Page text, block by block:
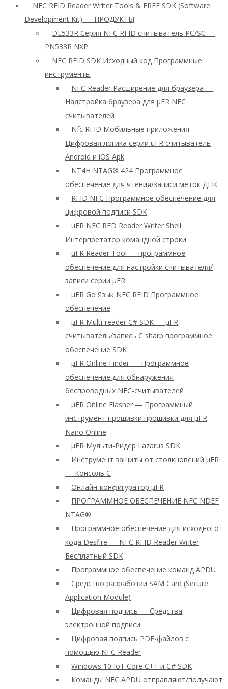
NFC RFID Reader Writer Tools & FREE SDK (Software
Development Kit) — ПРОДУКТЫ
DL533R Серия NFC RFID считыватель PC/SC —
PN533R NXP
NFC RFID SDK Исходный код Программные
инструменты
NFC Reader Расширение для браузера —
Надстройка браузера для μFR NFC
считывателей
Nfc RFID Мобильные приложения —
Цифровая логика серии uFR считыватель
Android и iOS Apk
NT4H NTAG® 424 Программное
обеспечение для чтения/записи меток ДНК
RFID NFC Программное обеспечение для
цифровой подписи SDK
uFR NFC RFD Reader Writer Shell
Интерпретатор командной строки
uFR Reader Tool — программное
обеспечение для настройки считывателя/
записи серии μFR
μFR Go Язык NFC RFID Программное
обеспечение
μFR Multi-reader C# SDK — μFR
считыватель/запись C sharp программное
обеспечение SDK
μFR Online Finder — Программное
обеспечение для обнаружения
беспроводных NFC-считывателей
μFR Online Flasher — Программный
инструмент прошивки прошивки для μFR
Nano Online
μFR Мульти-Ридер Lazarus SDK
Инструмент защиты от столкновений μFR
— Консоль C
Онлайн-конфигуратор μFR
ПРОГРАММНОЕ ОБЕСПЕЧЕНИЕ NFC NDEF
NTAG®
Программное обеспечение для исходного
кода Desfire — NFC RFID Reader Writer
Бесплатный SDK
Программное обеспечение команд APDU
Средство разработки SAM Card (Secure
Application Module)
Цифровая подпись — Средства
электронной подписи
Цифровая подпись PDF-файлов с
помощью NFC Reader
Windows 10 IoT Core C++ и C# SDK
Команды NFC APDU отправляют/получают